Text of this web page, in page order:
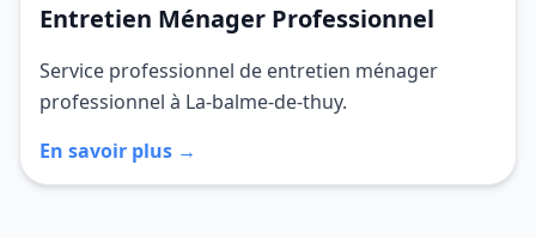
Entretien Ménager Professionnel
Service professionnel de entretien ménager
professionnel à La-balme-de-thuy.
En savoir plus →